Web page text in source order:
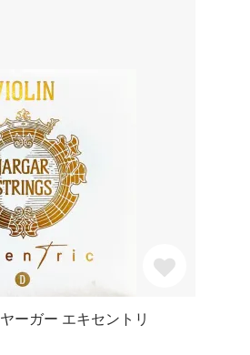
ーガー エキセントリ